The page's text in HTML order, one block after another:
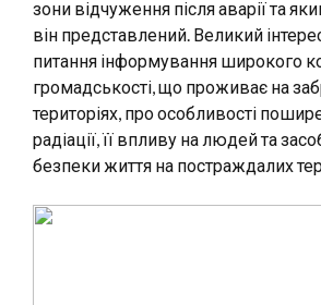
зони відчуження після аварії та
він представлений. Великий
питання інформування широкого
громадськості, що проживає на
територіях, про особливості
радіації, її впливу на людей та
безпеки життя на постраждалих